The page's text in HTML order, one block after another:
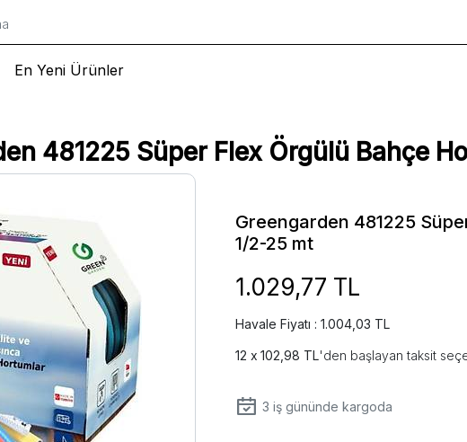
En Yeni Ürünler
481225 Süper Flex Örgülü Bahçe
Greengarden 481225
1/2-25 mt
1.029,77 TL
Havale Fiyatı : 1.004,03 TL
102,98 TL'den başlayan taksit
3 iş gününde kargoda